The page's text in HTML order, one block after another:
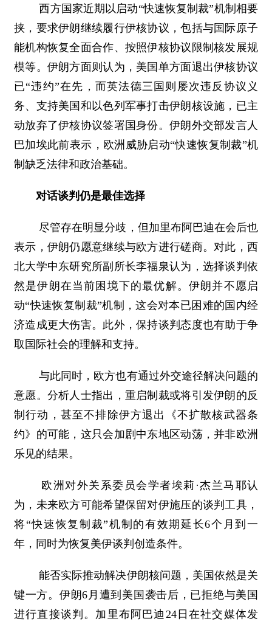
西方国家近期以启动“快速恢复制裁”机制相要
挟，要求伊朗继续履行伊核协议，包括与国际原子
能机构恢复全面合作、按照伊核协议限制核发展规
模等。伊朗方面则认为，美国单方面退出伊核协议
已“违约”在先，而英法德三国则屡次违反协议义
务、支持美国和以色列军事打击伊朗核设施，已主
动放弃了伊核协议签署国身份。伊朗外交部发言人
巴加埃此前表示，欧洲威胁启动“快速恢复制裁”机
制缺乏法律和政治基础。
对话谈判仍是最佳选择
尽管存在明显分歧，但加里布阿巴迪在会后也
表示，伊朗仍愿意继续与欧方进行磋商。对此，西
北大学中东研究所副所长李福泉认为，选择谈判依
然是伊朗在当前困境下的最优解。伊朗并不愿启
动“快速恢复制裁”机制，这会对本已困难的国内经
济造成更大伤害。此外，保持谈判态度也有助于争
取国际社会的理解和支持。
与此同时，欧方也有通过外交途径解决问题的
意愿。分析人士指出，重启制裁或将引发伊朗的反
制行动，甚至不排除伊方退出《不扩散核武器条
约》的可能，这只会加剧中东地区动荡，并非欧洲
乐见的结果。
欧洲对外关系委员会学者埃莉·杰兰马耶认
为，未来欧方可能希望保留对伊施压的谈判工具，
将“快速恢复制裁”机制的有效期延长6个月到一
年，同时为恢复美伊谈判创造条件。
能否实际推动解决伊朗核问题，美国依然是关
键一方。伊朗6月遭到美国袭击后，已拒绝与美国
进行直接谈判。加里布阿巴迪24日在社交媒体发